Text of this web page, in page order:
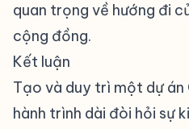
quan trọng về hướng đi
cộng đồng.
Kết luận
Tạo và duy trì một dự
hành trình dài đòi hỏi sự